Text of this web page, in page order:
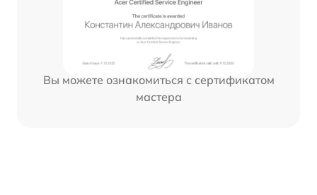
Вы можете ознакомиться с сертификатом
мастера